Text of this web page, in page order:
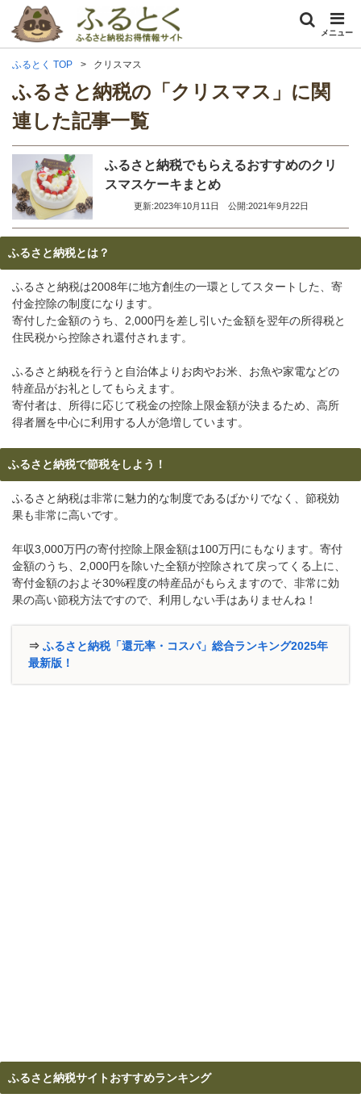
メニュー
ふるとく TOP クリスマス
ふるさと納税の「クリスマス」に関
連した記事一覧
ふるさと納税でもらえるおすすめのクリ
スマスケーキまとめ
更新:2023年10月11日 公開:2021年9月22日
ふるさと納税とは？
ふるさと納税は2008年に地方創生の一環としてスタートした、寄
付金控除の制度になります。
寄付した金額のうち、2,000円を差し引いた金額を翌年の所得税と
住民税から控除され還付されます。
ふるさと納税を行うと自治体よりお肉やお米、お魚や家電などの
特産品がお礼としてもらえます。
寄付者は、所得に応じて税金の控除上限金額が決まるため、高所
得者層を中心に利用する人が急増しています。
ふるさと納税で節税をしよう！
ふるさと納税は非常に魅力的な制度であるばかりでなく、節税効
果も非常に高いです。
年収3,000万円の寄付控除上限金額は100万円にもなります。寄付
金額のうち、2,000円を除いた全額が控除されて戻ってくる上に、
寄付金額のおよそ30%程度の特産品がもらえますので、非常に効
果の高い節税方法ですので、利用しない手はありませんね！
⇒ ふるさと納税「還元率・コスパ」総合ランキング2025年
最新版！
ふるさと納税サイトおすすめランキング